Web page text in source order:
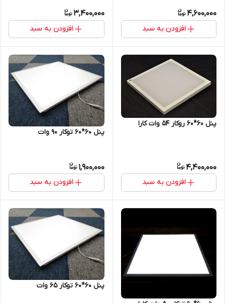
4,600,000
افزودن به سبد
3,400,000
افزودن به سبد
پنل 60*60 روکار 54 وات کارا
4,400,000
افزودن به سبد
پنل 60*60 توکار 90 وات
1,900,000
افزودن به سبد
پنل 60*60 توکار 65 وات